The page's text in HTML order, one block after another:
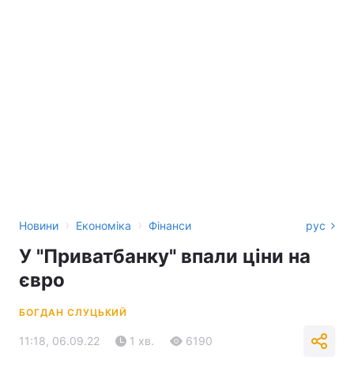
Новини › Економіка › Фінанси рус
У "Приватбанку" впали ціни на
євро
БОГДАН СЛУЦЬКИЙ
11:18, 06.09.22 1 хв. 6190